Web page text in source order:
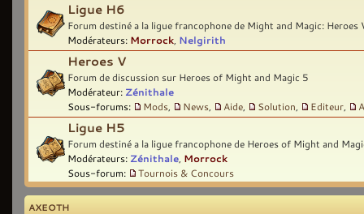
Ligue H6
Forum destiné a la ligue francophone de Might and Magic: Heroes
Modérateurs: Morrock Nelgirith
Heroes V
Forum de discussion sur Heroes of Might and Magic 5
Modérateur: Zénithale
Sous-forums:
Mods News Aide Solution Editeur
Ligue H5
Forum destiné a la ligue francophone de Heroes of Might and
Modérateurs: Zénithale Morrock
Sous-forum:
Tournois & Concours
AXEOTH